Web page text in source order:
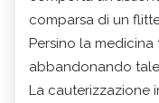
comparsa di un
Persino la
abbandonando
La cauterizzazione